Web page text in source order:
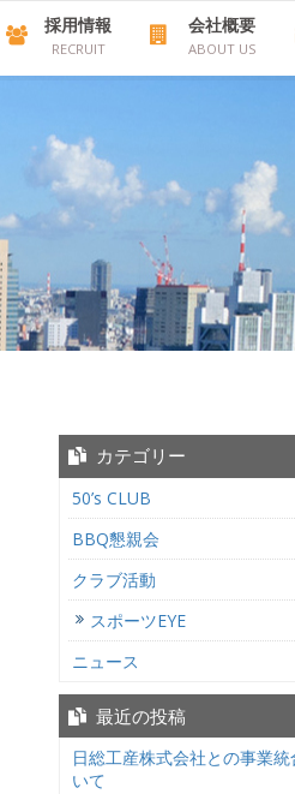
採用情報
RECRUIT
会社概要
ABOUT US
カテゴリー
50’s CLUB
BBQ懇親会
クラブ活動
スポーツEYE
ニュース
最近の投稿
日総工産株式会社との事業統
いて